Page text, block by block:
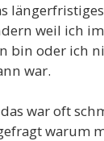
weil ich
bin oder ich
war.
war oft
warum